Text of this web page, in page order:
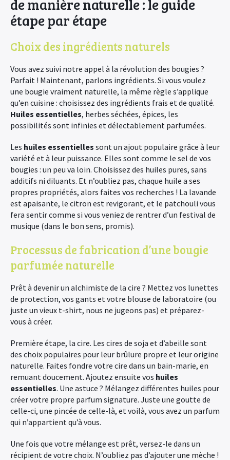
de manière naturelle : le guide
étape par étape
Choix des ingrédients naturels
Vous avez suivi notre appel à la révolution des bougies ?
Parfait ! Maintenant, parlons ingrédients. Si vous voulez
une bougie vraiment naturelle, la même règle s’applique
qu’en cuisine : choisissez des ingrédients frais et de qualité.
Huiles essentielles, herbes séchées, épices, les
possibilités sont infinies et délectablement parfumées.
Les huiles essentielles sont un ajout populaire grâce à leur
variété et à leur puissance. Elles sont comme le sel de vos
bougies : un peu va loin. Choisissez des huiles pures, sans
additifs ni diluants. Et n’oubliez pas, chaque huile a ses
propres propriétés, alors faites vos recherches ! La lavande
est apaisante, le citron est revigorant, et le patchouli vous
fera sentir comme si vous veniez de rentrer d’un festival de
musique (dans le bon sens, promis).
Processus de fabrication d’une bougie
parfumée naturelle
Prêt à devenir un alchimiste de la cire ? Mettez vos lunettes
de protection, vos gants et votre blouse de laboratoire (ou
juste un vieux t-shirt, nous ne jugeons pas) et préparez-
vous à créer.
Première étape, la cire. Les cires de soja et d’abeille sont
des choix populaires pour leur brûlure propre et leur origine
naturelle. Faites fondre votre cire dans un bain-marie, en
remuant doucement. Ajoutez ensuite vos huiles
essentielles. Une astuce ? Mélangez différentes huiles pour
créer votre propre parfum signature. Juste une goutte de
celle-ci, une pincée de celle-là, et voilà, vous avez un parfum
qui n’appartient qu’à vous.
Une fois que votre mélange est prêt, versez-le dans un
récipient de votre choix. N’oubliez pas d’ajouter une mèche !